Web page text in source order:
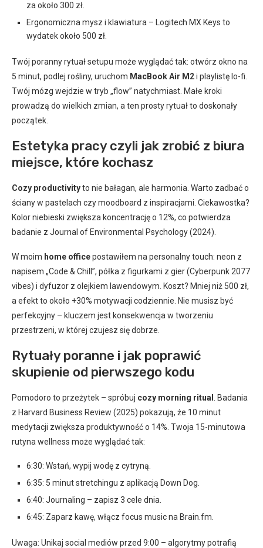
za około 300 zł.
Ergonomiczna mysz i klawiatura – Logitech MX Keys to
wydatek około 500 zł.
Twój poranny rytuał setupu może wyglądać tak: otwórz okno na
5 minut, podlej rośliny, uruchom MacBook Air M2i playlistę lo-fi.
Twój mózg wejdzie w tryb „flow” natychmiast. Małe kroki
prowadzą do wielkich zmian, a ten prosty rytuał to doskonały
początek.
Estetyka pracy czyli jak zrobić z biura
miejsce, które kochasz
Cozy productivityto nie bałagan, ale harmonia. Warto zadbać o
ściany w pastelach czy moodboard z inspiracjami. Ciekawostka?
Kolor niebieski zwiększa koncentrację o 12%, co potwierdza
badanie z Journal of Environmental Psychology (2024).
W moim home officepostawiłem na personalny touch: neon z
napisem „Code & Chill”, półka z figurkami z gier (Cyberpunk 2077
vibes) i dyfuzor z olejkiem lawendowym. Koszt? Mniej niż 500 zł,
a efekt to około +30% motywacji codziennie. Nie musisz być
perfekcyjny – kluczem jest konsekwencja w tworzeniu
przestrzeni, w której czujesz się dobrze.
Rytuały poranne i jak poprawić
skupienie od pierwszego kodu
Pomodoro to przeżytek – spróbuj cozy morning ritual
. Badania
z Harvard Business Review (2025) pokazują, że 10 minut
medytacji zwiększa produktywność o 14%. Twoja 15-minutowa
rutyna wellness może wyglądać tak:
6:30: Wstań, wypij wodę z cytryną.
6:35: 5 minut stretchingu z aplikacją Down Dog.
6:40: Journaling – zapisz 3 cele dnia.
6:45: Zaparz kawę, włącz focus music na Brain.fm.
Uwaga: Unikaj social mediów przed 9:00 – algorytmy potrafią